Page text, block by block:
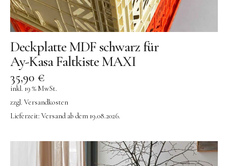
Deckplatte MDF schwarz für
Ay-Kasa Faltkiste MAXI
35,90 €
inkl. 19 % MwSt.
zzgl. Versandkosten
Lieferzeit: Versand ab dem 19.08.2026.